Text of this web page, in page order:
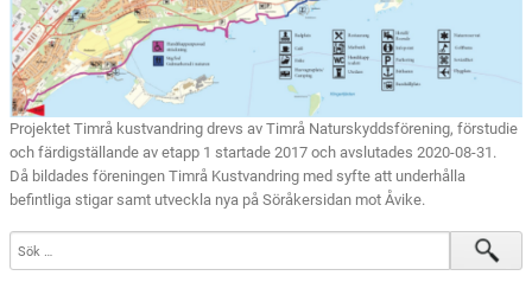
Projektet Timrå kustvandring drevs av Timrå Naturskyddsförening, förstudie
och färdigställande av etapp 1 startade 2017 och avslutades 2020-08-31.
Då bildades föreningen Timrå Kustvandring med syfte att underhålla
befintliga stigar samt utveckla nya på Söråkersidan mot Åvike.